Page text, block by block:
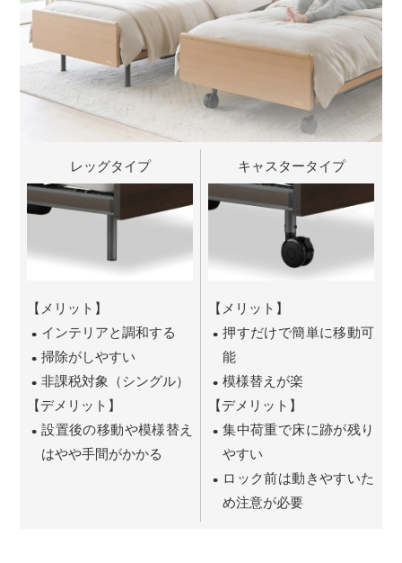
レッグタイプ キャスタータイプ
【メリット】
インテリアと調和する
掃除がしやすい
非課税対象（シングル）
【デメリット】
設置後の移動や模様替え
はやや手間がかかる
【メリット】
押すだけで簡単に移動可
能
模様替えが楽
【デメリット】
集中荷重で床に跡が残り
やすい
ロック前は動きやすいた
め注意が必要